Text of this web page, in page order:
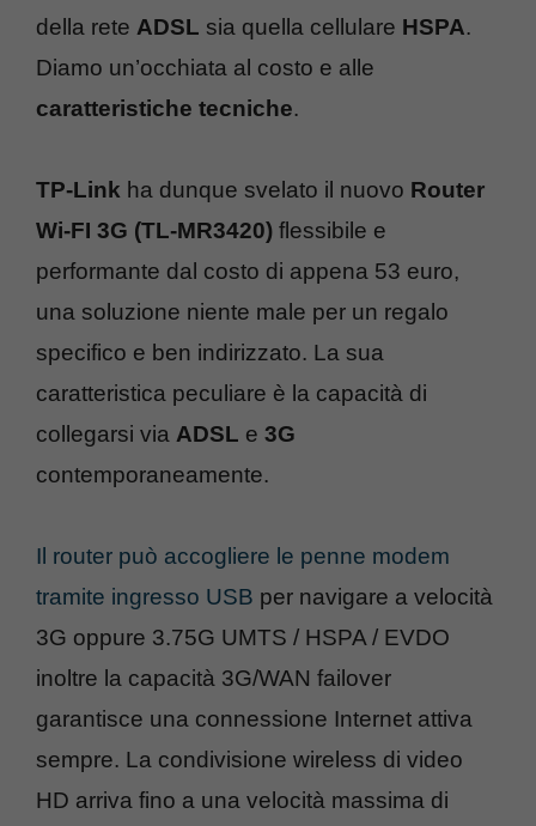
della rete ADSL sia quella cellulare HSPA.
Diamo un’occhiata al costo e alle
caratteristiche tecniche.
TP-Link ha dunque svelato il nuovo Router
Wi-FI 3G (TL-MR3420) flessibile e
performante dal costo di appena 53 euro,
una soluzione niente male per un regalo
specifico e ben indirizzato. La sua
caratteristica peculiare è la capacità di
collegarsi via ADSL e 3G
contemporaneamente.
Il router può accogliere le penne modem
tramite ingresso USB per navigare a velocità
3G oppure 3.75G UMTS / HSPA / EVDO
inoltre la capacità 3G/WAN failover
garantisce una connessione Internet attiva
sempre. La condivisione wireless di video
HD arriva fino a una velocità massima di